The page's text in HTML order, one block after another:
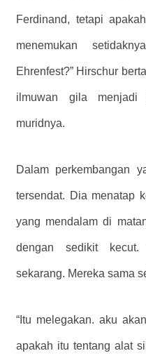
Ferdinand, tetapi
menemukan
Ehrenfest?” Hirschur
ilmuwan gila
muridnya.
Dalam perkembangan
tersendat. Dia menatap
yang mendalam di
dengan sedikit kecut.
sekarang. Mereka sama
“Itu melegakan. aku
apakah itu tentang alat